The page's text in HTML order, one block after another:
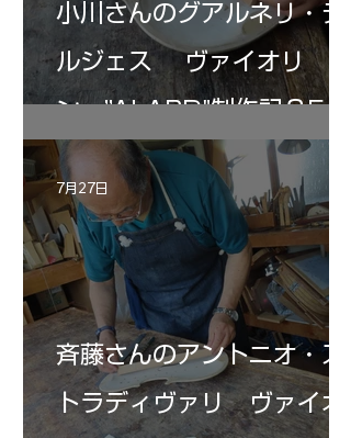
小川さんのグアルネリ・デ
ルジェス ヴァイオリ
ン ”ALARD"制作記３5
斉藤さんのアントニオ・ス
トラディヴァリ ヴァイオ
7月27日